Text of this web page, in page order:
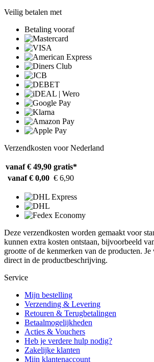
Veilig betalen met
Betaling vooraf
Verzendkosten voor Nederland
vanaf € 49,90 gratis*
vanaf € 0,00 € 6,90
Deze verzendkosten worden gemaakt voor
kunnen extra kosten ontstaan, bijvoorbeeld
grootte of de kenmerken van de producten.
direct in de productbeschrijving.
Service
Mijn bestelling
Verzending & Levering
Retouren & Terugbetalingen
Betaalmogelijkheden
Acties & Vouchers
Heb je verdere hulp nodig?
Zakelijke klanten
Mijn klantenaccount